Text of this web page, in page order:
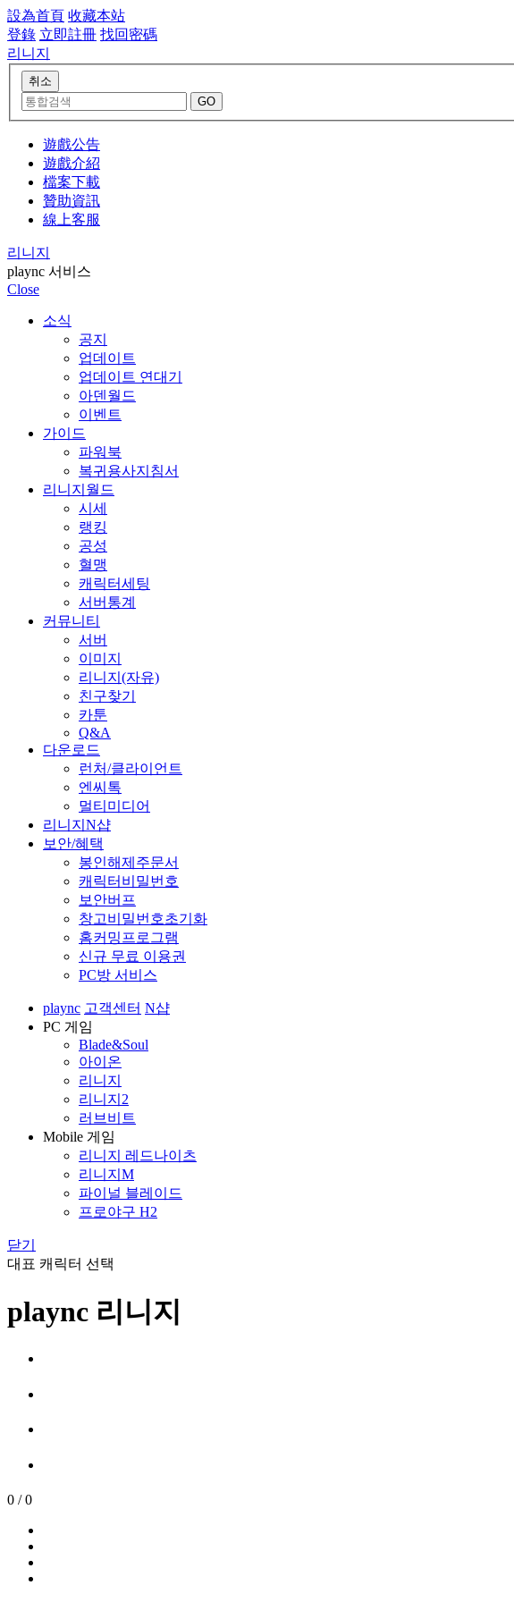
設為首頁 收藏本站
登錄 立即註冊 找回密碼
리니지
遊戲公告
遊戲介紹
檔案下載
贊助資訊
線上客服
리니지
plaync 서비스
Close
소식
공지
업데이트
업데이트 연대기
아덴월드
이벤트
가이드
파워북
복귀용사지침서
리니지월드
시세
랭킹
공성
혈맹
캐릭터세팅
서버통계
커뮤니티
서버
이미지
리니지(자유)
친구찾기
카툰
Q&A
다운로드
런처/클라이언트
엔씨톡
멀티미디어
리니지N샵
보안/혜택
봉인해제주문서
캐릭터비밀번호
보안버프
창고비밀번호초기화
홈커밍프로그램
신규 무료 이용권
PC방 서비스
plaync 고객센터 N샵
PC 게임
Blade&Soul
아이온
리니지
리니지2
러브비트
Mobile 게임
리니지 레드나이츠
리니지M
파이널 블레이드
프로야구 H2
닫기
대표 캐릭터 선택
plaync 리니지
0 / 0